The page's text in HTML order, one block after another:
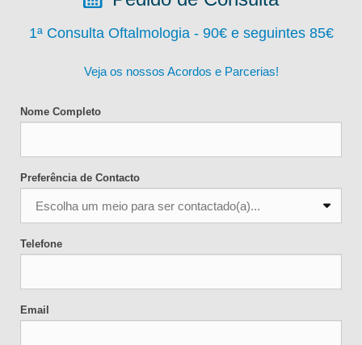
1ª Consulta Oftalmologia - 90€ e seguintes 85€
Veja os nossos Acordos e Parcerias!
Nome Completo
Preferência de Contacto
Telefone
Email